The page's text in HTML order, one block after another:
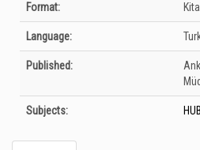
Format:
Language:
Published:
Subjects: